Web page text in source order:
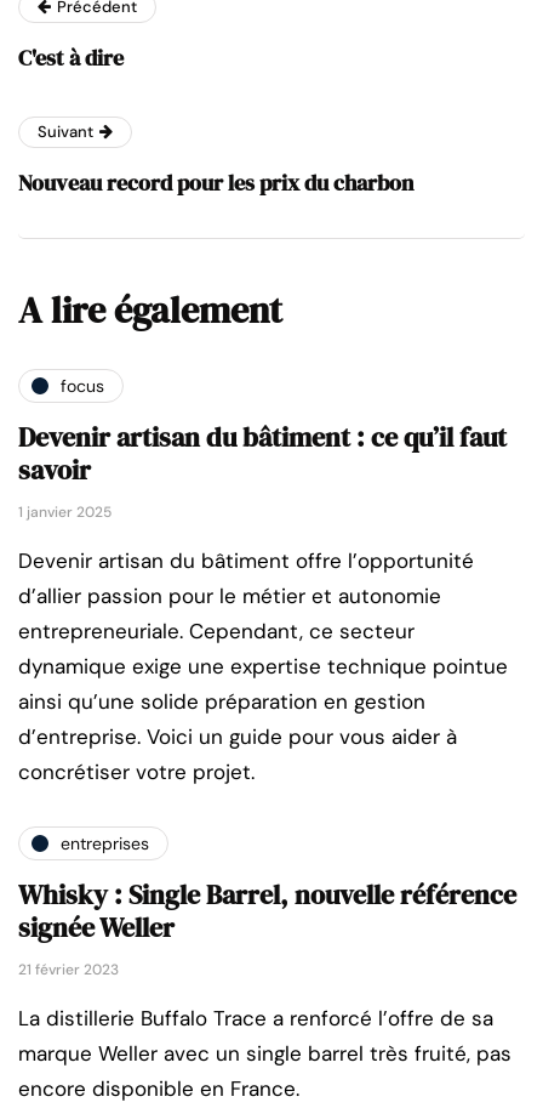
Précédent
C'est à dire
Suivant
Nouveau record pour les prix du charbon
A lire également
focus
Devenir artisan du bâtiment : ce qu’il faut
savoir
1 janvier 2025
Devenir artisan du bâtiment offre l’opportunité
d’allier passion pour le métier et autonomie
entrepreneuriale. Cependant, ce secteur
dynamique exige une expertise technique pointue
ainsi qu’une solide préparation en gestion
d’entreprise. Voici un guide pour vous aider à
concrétiser votre projet.
entreprises
Whisky : Single Barrel, nouvelle référence
signée Weller
21 février 2023
La distillerie Buffalo Trace a renforcé l’offre de sa
marque Weller avec un single barrel très fruité, pas
encore disponible en France.